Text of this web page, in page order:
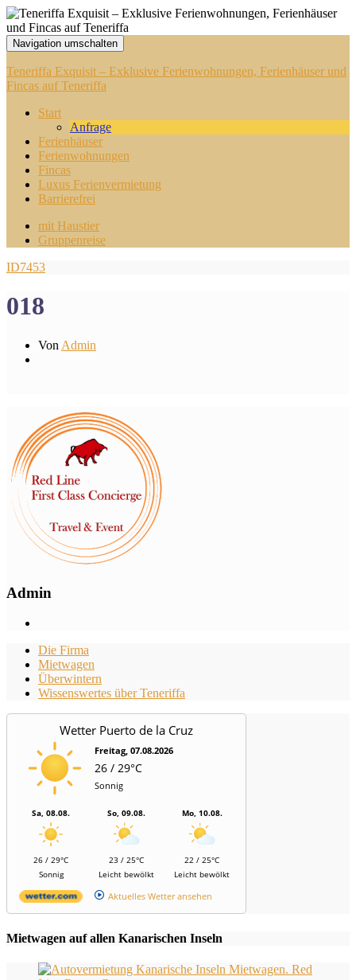
Navigation umschalten
Teneriffa Exquisit – Exklusive Ferienwohnungen, Ferienhäuser und
Fincas auf Teneriffa
Start
Anfrage
Ferienhäuser
Ferienwohnungen
Fincas
Luxus Ferienvermietung
Barrierefrei
mit Haustier
Gruppenreise
ID7453
018
Von Admin
Admin
Die Firma
Mietwagen
Überwintern
Wissenswertes über Teneriffa
Wetter Puerto de la Cruz
Freitag, 07.08.2026
26 / 29°C
Sonnig
Sa, 08.08.
26 / 29°C
Sonnig
So, 09.08.
23 / 25°C
Leicht bewölkt
Mo, 10.08.
22 / 25°C
Leicht bewölkt
Aktuelles Wetter ansehen
Mietwagen auf allen Kanarischen Inseln